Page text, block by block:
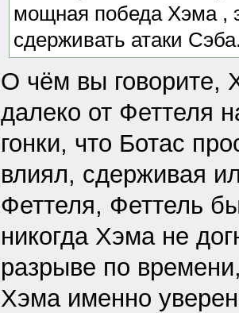
мощная победа Хэма ,
сдерживать атаки
О чём вы говорите,
далеко от Феттеля
гонки, что Ботас
влиял, сдерживая
Феттеля, Феттель
никогда Хэма не
разрыве по
Хэма именно